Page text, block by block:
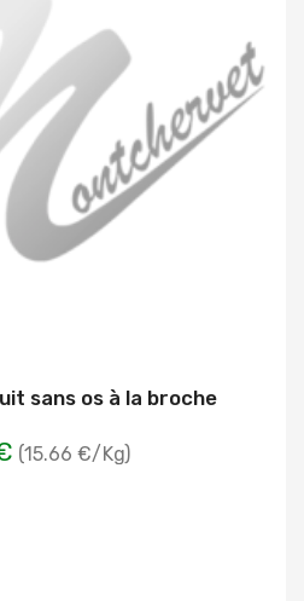
sans os à la broche
(15.66 €/Kg)